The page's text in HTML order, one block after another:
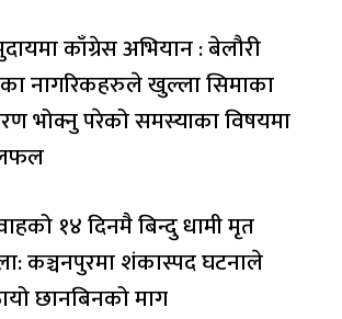
काँग्रेस अभियान : बेलौरी
नागरिकहरुले खुल्ला सिमाका
भोक्नु परेको समस्याका विषयमा
१४ दिनमै बिन्दु धामी मृत
कञ्चनपुरमा शंकास्पद घटनाले
छानबिनको माग